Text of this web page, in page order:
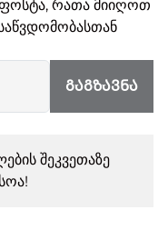
რათა მიიღოთ
ᲒᲐᲒᲖᲐᲕᲜᲐ
შეკვეთაზე